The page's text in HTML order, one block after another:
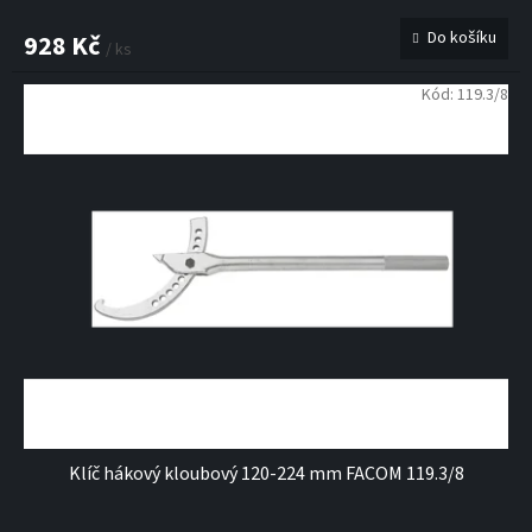
928 Kč / ks Do košíku
Klíč hákový kloubový 120-224 mm FACOM 119.3/8
Kód: 119.3/8